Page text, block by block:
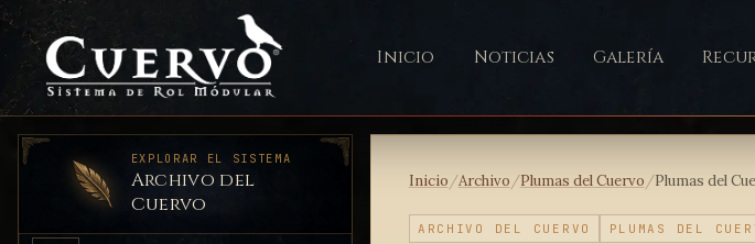
Inicio Noticias Galería
EXPLORAR EL SISTEMA
Archivo del
Cuervo
Inicio/Archivo/Plumas del Cuervo/Plumas del
ARCHIVO DEL CUERVO PLUMAS DEL